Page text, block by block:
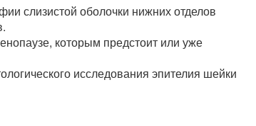
слизистой оболочки нижних отделов
которым предстоит или уже
исследования эпителия шейки